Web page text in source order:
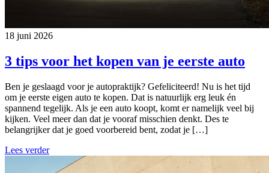
18 juni 2026
3 tips voor het kopen van je eerste auto
Ben je geslaagd voor je autopraktijk? Gefeliciteerd! Nu is het tijd
om je eerste eigen auto te kopen. Dat is natuurlijk erg leuk én
spannend tegelijk. Als je een auto koopt, komt er namelijk veel bij
kijken. Veel meer dan dat je vooraf misschien denkt. Des te
belangrijker dat je goed voorbereid bent, zodat je […]
Lees verder